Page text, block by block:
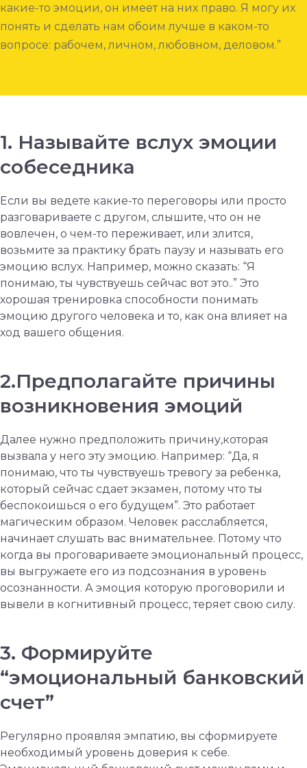
какие-то эмоции, он имеет на них право. Я могу их
понять и сделать нам обоим лучше в каком-то
вопросе: рабочем, личном, любовном, деловом.”
1. Называйте вслух эмоции
собеседника
Если вы ведете какие-то переговоры или просто
разговариваете с другом, слышите, что он не
вовлечен, о чем-то переживает, или злится,
возьмите за практику брать паузу и называть его
эмоцию вслух. Например, можно сказать: “Я
понимаю, ты чувствуешь сейчас вот это..” Это
хорошая тренировка способности понимать
эмоцию другого человека и то, как она влияет на
ход вашего общения.
2.Предполагайте причины
возникновения эмоций
Далее нужно предположить причину,которая
вызвала у него эту эмоцию. Например: “Да, я
понимаю, что ты чувствуешь тревогу за ребенка,
который сейчас сдает экзамен, потому что ты
беспокоишься о его будущем”. Это работает
магическим образом. Человек расслабляется,
начинает слушать вас внимательнее. Потому что
когда вы проговариваете эмоциональный процесс,
вы выгружаете его из подсознания в уровень
осознанности. А эмоция которую проговорили и
вывели в когнитивный процесс, теряет свою силу.
3. Формируйте
“эмоциональный банковский
счет”
Регулярно проявляя эмпатию, вы сформируете
необходимый уровень доверия к себе.